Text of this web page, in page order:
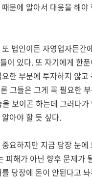
문에 알아서 대응을 해야
법인이든 자영업자든간
이 있다. 또 자기에게 한
한 부분에 투자하지 않고
그들은 그게 꼭 필요한
보이곤 하는데 그러다
아야 할 듯 싶다.
요하지만 지금 당장 눈에
피해가 아닌 향후 문제가
당장에 돈이 안된다고